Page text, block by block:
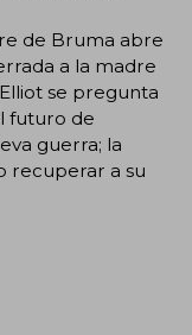
de Bruma abre
a la madre
se pregunta
futuro de
guerra; la
recuperar a su